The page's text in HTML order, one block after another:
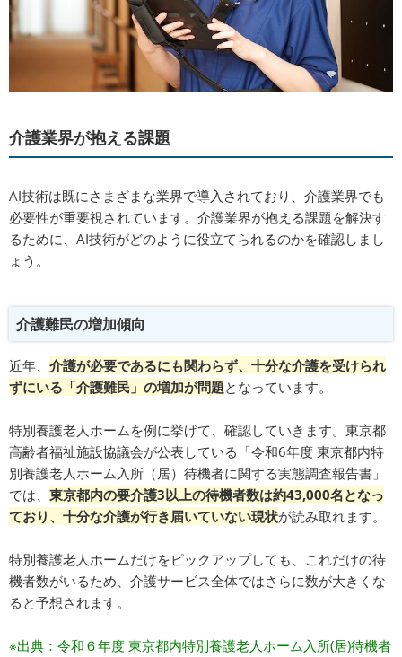
介護業界が抱える課題
AI技術は既にさまざまな業界で導入されており、介護業界でも
必要性が重要視されています。介護業界が抱える課題を解決す
るために、AI技術がどのように役立てられるのかを確認しまし
ょう。
介護難民の増加傾向
近年、 介護が必要であるにも関わらず、十分な介護を受けられ
ずにいる「介護難民」の増加が問題となっています。
特別養護老人ホームを例に挙げて、確認していきます。東京都
高齢者福祉施設協議会が公表している「令和6年度 東京都内特
別養護老人ホーム入所（居）待機者に関する実態調査報告書」
では、 東京都内の要介護3以上の待機者数は約43,000名となっ
ており、十分な介護が行き届いていない現状が読み取れます。
特別養護老人ホームだけをピックアップしても、これだけの待
機者数がいるため、介護サービス全体ではさらに数が大きくな
ると予想されます。
※出典： 令和６年度 東京都内特別養護老人ホーム入所(居)待機者